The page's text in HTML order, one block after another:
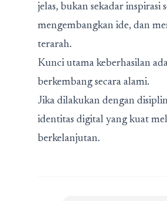
jelas, bukan sekadar
mengembangkan ide, dan
terarah.
Kunci utama keberhasilan
berkembang secara alami.
Jika dilakukan dengan
identitas digital yang kuat
berkelanjutan.